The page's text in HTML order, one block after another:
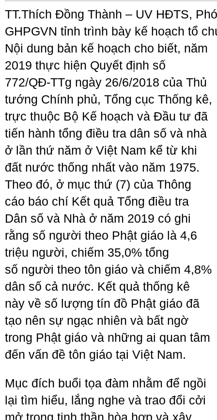
TT.Thích Đồng Thành – UV HĐTS,
GHPGVN tỉnh trình bày kế hoạch tổ
Nội dung bản kế hoạch cho biết, năm
2019 thực hiện Quyết định số
772/QĐ-TTg ngày 26/6/2018 của Thủ
tướng Chính phủ, Tổng cục Thống kê,
trực thuộc Bộ Kế hoạch và Đầu tư đã
tiến hành tổng điều tra dân số và nhà
ở lần thứ năm ở Việt Nam kể từ khi
đất nước thống nhất vào năm 1975.
Theo đó, ở mục thứ (7) của Thông
cáo báo chí Kết quả Tổng điều tra
Dân số và Nhà ở năm 2019 có ghi
rằng số người theo Phật giáo là 4,6
triệu người, chiếm 35,0% tổng
số người theo tôn giáo và chiếm 4,8%
dân số cả nước. Kết quả thống kê
này về số lượng tín đồ Phật giáo đã
tạo nên sự ngạc nhiên và bất ngờ
trong Phật giáo và những ai quan tâm
đến vấn đề tôn giáo tại Việt Nam.
Mục đích buổi tọa đàm nhằm để ngồi
lại tìm hiểu, lắng nghe và trao đổi cởi
mở trong tinh thần hòa hợp và xây